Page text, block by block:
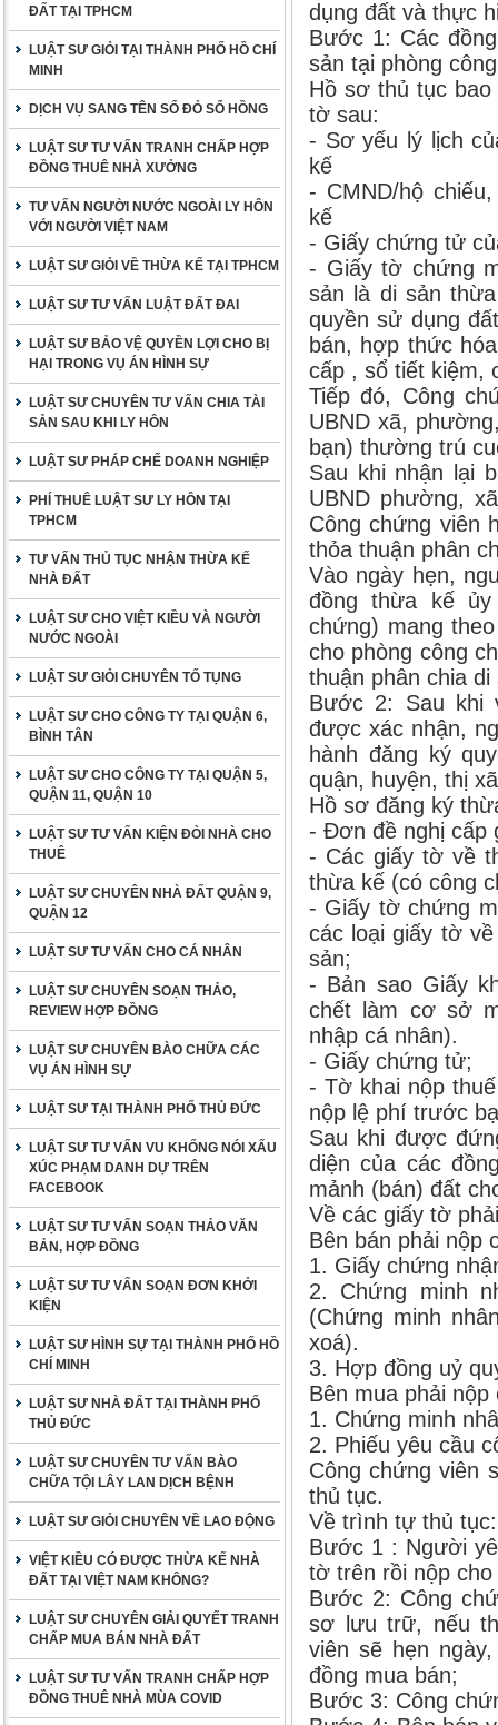
ĐẤT TẠI TPHCM
LUẬT SƯ GIỎI TẠI THÀNH PHỐ HỒ CHÍ
MINH
DỊCH VỤ SANG TÊN SỔ ĐỎ SỔ HỒNG
LUẬT SƯ TƯ VẤN TRANH CHẤP HỢP
ĐỒNG THUÊ NHÀ XƯỞNG
TƯ VẤN NGƯỜI NƯỚC NGOÀI LY HÔN
VỚI NGƯỜI VIỆT NAM
LUẬT SƯ GIỎI VỀ THỪA KẾ TẠI TPHCM
LUẬT SƯ TƯ VẤN LUẬT ĐẤT ĐAI
LUẬT SƯ BẢO VỆ QUYỀN LỢI CHO BỊ
HẠI TRONG VỤ ÁN HÌNH SỰ
LUẬT SƯ CHUYÊN TƯ VẤN CHIA TÀI
SẢN SAU KHI LY HÔN
LUẬT SƯ PHÁP CHẾ DOANH NGHIỆP
PHÍ THUÊ LUẬT SƯ LY HÔN TẠI
TPHCM
TƯ VẤN THỦ TỤC NHẬN THỪA KẾ
NHÀ ĐẤT
LUẬT SƯ CHO VIỆT KIỀU VÀ NGƯỜI
NƯỚC NGOÀI
LUẬT SƯ GIỎI CHUYÊN TỐ TỤNG
LUẬT SƯ CHO CÔNG TY TẠI QUẬN 6,
BÌNH TÂN
LUẬT SƯ CHO CÔNG TY TẠI QUẬN 5,
QUẬN 11, QUẬN 10
LUẬT SƯ TƯ VẤN KIỆN ĐÒI NHÀ CHO
THUÊ
LUẬT SƯ CHUYÊN NHÀ ĐẤT QUẬN 9,
QUẬN 12
LUẬT SƯ TƯ VẤN CHO CÁ NHÂN
LUẬT SƯ CHUYÊN SOẠN THẢO,
REVIEW HỢP ĐỒNG
LUẬT SƯ CHUYÊN BÀO CHỮA CÁC
VỤ ÁN HÌNH SỰ
LUẬT SƯ TẠI THÀNH PHỐ THỦ ĐỨC
LUẬT SƯ TƯ VẤN VU KHỐNG NÓI XẤU
XÚC PHẠM DANH DỰ TRÊN
FACEBOOK
LUẬT SƯ TƯ VẤN SOẠN THẢO VĂN
BẢN, HỢP ĐỒNG
LUẬT SƯ TƯ VẤN SOẠN ĐƠN KHỞI
KIỆN
LUẬT SƯ HÌNH SỰ TẠI THÀNH PHỐ HỒ
CHÍ MINH
LUẬT SƯ NHÀ ĐẤT TẠI THÀNH PHỐ
THỦ ĐỨC
LUẬT SƯ CHUYÊN TƯ VẤN BÀO
CHỮA TỘI LÂY LAN DỊCH BỆNH
LUẬT SƯ GIỎI CHUYÊN VỀ LAO ĐỘNG
VIỆT KIỀU CÓ ĐƯỢC THỪA KẾ NHÀ
ĐẤT TẠI VIỆT NAM KHÔNG?
LUẬT SƯ CHUYÊN GIẢI QUYẾT TRANH
CHẤP MUA BÁN NHÀ ĐẤT
LUẬT SƯ TƯ VẤN TRANH CHẤP HỢP
ĐỒNG THUÊ NHÀ MÙA COVID
dụng đất và thực
Bước 1: Các
sản tại phòng
Hồ sơ thủ tục
tờ sau:
- Sơ yếu lý lịch
kế
- CMND/hộ
kế
- Giấy chứng tử
- Giấy tờ chứng
sản là di sản
quyền sử dụng
bán, hợp thức
cấp , sổ tiết kiệm,
Tiếp đó, Công
UBND xã,
bạn) thường trú
Sau khi nhận lại
UBND phường,
Công chứng viên
thỏa thuận phân
Vào ngày hẹn,
đồng thừa kế
chứng) mang
cho phòng công
thuận phân chia
Bước 2: Sau khi
được xác nhận,
hành đăng ký
quận, huyện, thị
Hồ sơ đăng ký
- Đơn đề nghị cấp
- Các giấy tờ về
thừa kế (có công
- Giấy tờ chứng
các loại giấy tờ
sản;
- Bản sao Giấy
chết làm cơ sở
nhập cá nhân).
- Giấy chứng tử;
- Tờ khai nộp
nộp lệ phí trước
Sau khi được
diện của các
mảnh (bán) đất
Về các giấy tờ
Bên bán phải nộp
1. Giấy chứng
2. Chứng minh
(Chứng minh
xoá).
3. Hợp đồng uỷ
Bên mua phải
1. Chứng minh
2. Phiếu yêu cầu
Công chứng viên
thủ tục.
Về trình tự thủ tục:
Bước 1 : Người
tờ trên rồi nộp
Bước 2: Công
sơ lưu trữ, nếu
viên sẽ hẹn
đồng mua bán;
Bước 3: Công